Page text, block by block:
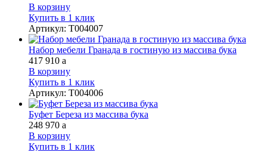
В корзину
Купить в 1 клик
Артикул: Т004007
Набор мебели Гранада в гостиную из массива бука
417 910 a
В корзину
Купить в 1 клик
Артикул: Т004006
Буфет Береза из массива бука
248 970 a
В корзину
Купить в 1 клик